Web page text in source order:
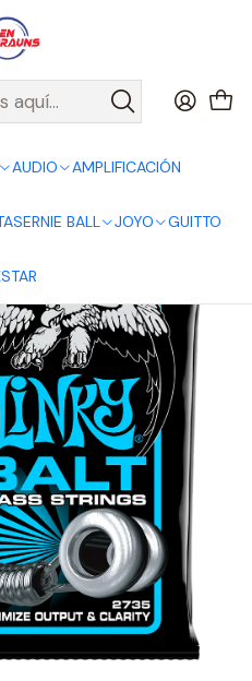
AUDIO AMPLIFICACIÓN
ERNIE BALL JOYO GUITTO
Santiago urbano, Colina o
BALL
Cuerdas Bajo ERNIE BALL
Slinky Cobalt 40-95 P02735